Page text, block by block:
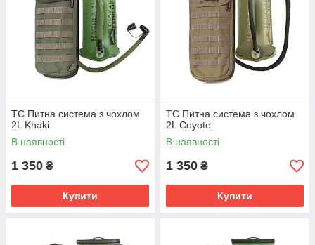
ТС Питна система з чохлом
2L Khaki
В наявності
1 350 ₴
Купити
ТС Питна система з чохлом
2L Coyote
В наявності
1 350 ₴
Купити